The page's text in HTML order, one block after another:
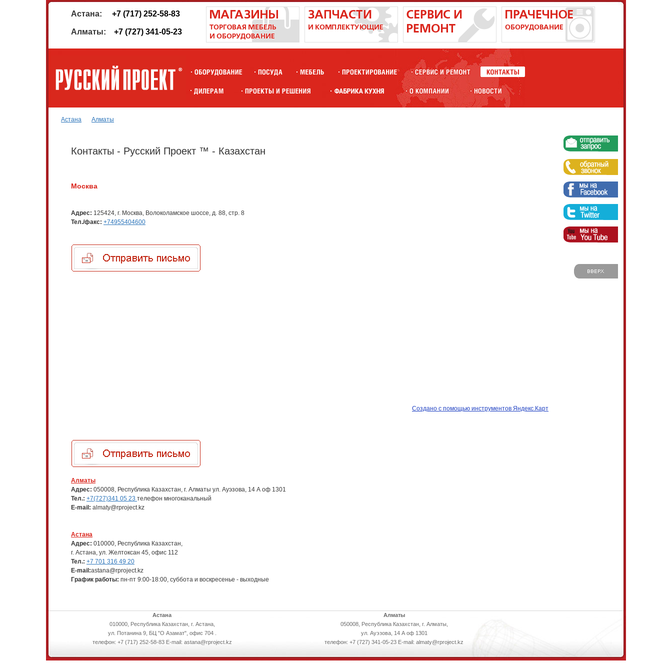
Астана: +7 (717) 252-58-83
Алматы: +7 (727) 341-05-23
Астана Алматы
Контакты - Русский Проект ™ - Казахстан
Москва
Адрес: 125424, г. Москва, Волоколамское шоссе, д. 88, стр. 8
Тел./факс: +74955404600
Создано с помощью инструментов Яндекс.Карт
Алматы
Адрес: 050008, Республика Казахстан, г. Алматы ул. Ауэзова, 14 А оф 1301
Тел.: +7(727)341 05 23 телефон многоканальный
E-mail: almaty@rproject.kz
Астана
Адрес: 010000, Республика Казахстан,
г. Астана, ул. Желтоксан 45, офис 112
Тел.: +7 701 316 49 20
E-mail:astana@rproject.kz
График работы: пн-пт 9:00-18:00, суббота и воскресенье - выходные
Астана
010000, Республика Казахстан, г. Астана,
ул. Потанина 9, БЦ "О Азамат", офис 704 .
телефон: +7 (717) 252-58-83 E-mail: astana@rproject.kz
Алматы
050008, Республика Казахстан, г. Алматы,
ул. Ауэзова, 14 А оф 1301
телефон: +7 (727) 341-05-23 E-mail: almaty@rproject.kz